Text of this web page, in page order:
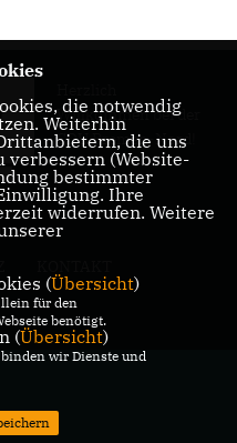
Willkommen bei der
CDU Bremen-Nord!
die notwendig
Weiterhin
die uns
verbessern (Website-
bestimmter
Ihre
widerrufen. Weitere
(Übersicht)
für den
benötigt.
(Übersicht)
wir Dienste und